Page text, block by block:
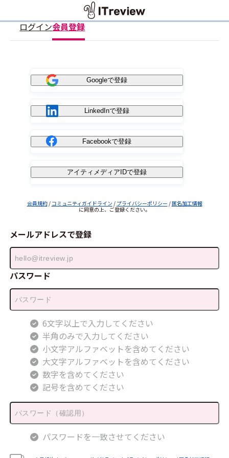
ログイン会員登録
Googleで登録
LinkedInで登録
Facebookで登録
アイティメディアIDで登録
会員規約/ コミュニティガイドライン / プライバシーポリシー /匿名加工情報
に同意の上、ご登録ください。
メールアドレスで登録
パスワード
6文字以上で入力してください
半角のみで入力してください
小文字アルファベットを含めてください
大文字アルファベットを含めてください
数字を含めてください
記号を含めてください
パスワードを一致させてください